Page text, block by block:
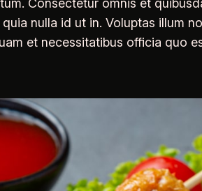
Consectetur omnis et
nulla id ut in. Voluptas illum
et necessitatibus officia quo